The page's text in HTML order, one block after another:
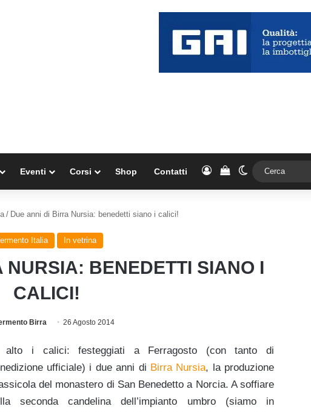
Eventi Corsi Shop Contatti AccediVedi il carrello
Cambia aspetto
/ Due anni di Birra Nursia: benedetti siano i calici!
Italia In vetrina
NURSIA: BENEDETTI SIANO I
CALICI!
Birra 26 Agosto 2014
alto i calici: festeggiati a Ferragosto (con tanto di
ufficiale) i due anni di Birra Nursia, la produzione
del monastero di San Benedetto a Norcia. A soffiare
seconda candelina dell’impianto umbro (siamo in